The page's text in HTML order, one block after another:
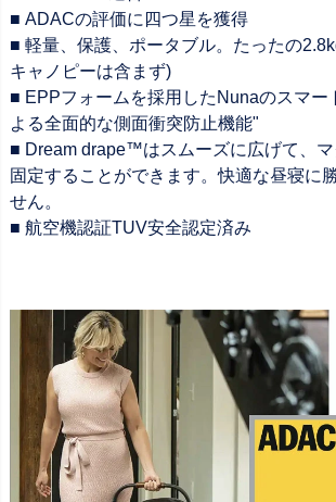
■ ADACの評価に四つ星を獲得
■ 軽量、保護、ポータブル。たったの
キャノピーは含まず)
■ EPPフォームを採用したNunaのスマー
よる全面的な側面衝突防止機能"
■ Dream drape™はスムーズに広げて、
固定することができます。快適な昼寝に
せん。
■ 航空機認証TUV安全認定済み